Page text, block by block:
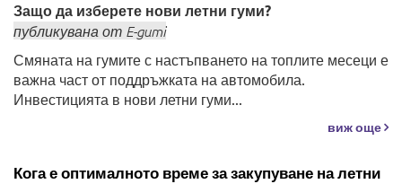
Защо да изберете нови летни гуми?
публикувана от E-gumi
Смяната на гумите с настъпването на топлите месеци е
важна част от поддръжката на автомобила.
Инвестицията в нови летни гуми...
виж още
Кога е оптималното време за закупуване на летни